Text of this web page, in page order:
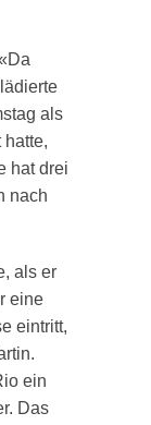
als
hat drei
nach
als er
eine
eintritt,
ein
Das